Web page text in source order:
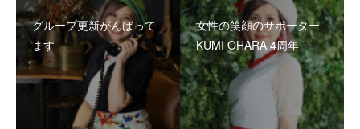
グループ更新がんばって
ます
女性の笑顔のサポーター
KUMI OHARA 4周年